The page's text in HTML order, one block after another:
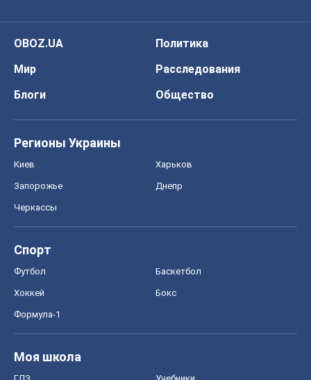
OBOZ.UA
Политика
Мир
Расследования
Блоги
Общество
Регионы Украины
Киев Харьков
Запорожье Днепр
Черкассы
Спорт
Футбол Баскетбол
Хоккей Бокс
Формула-1
Моя школа